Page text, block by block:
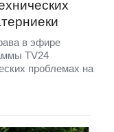
в эфире
TV24
проблемах на